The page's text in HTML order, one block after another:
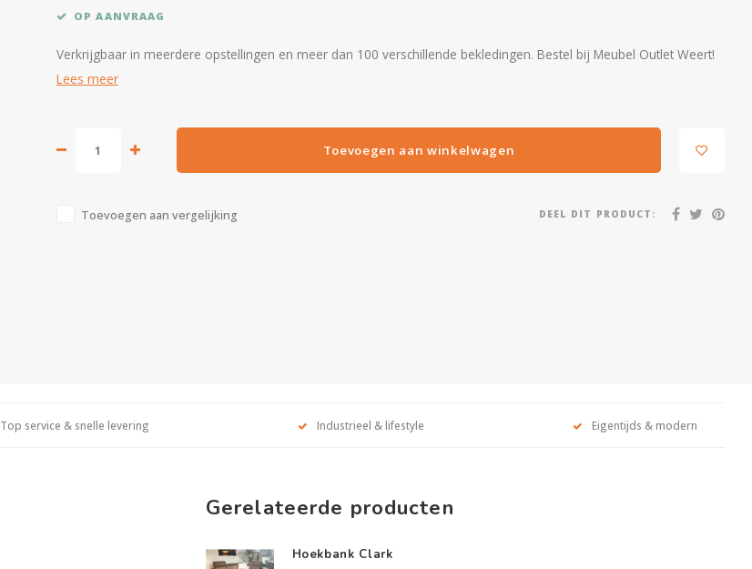
OP AANVRAAG
Verkrijgbaar in meerdere opstellingen en meer dan 100 verschillende bekledingen. Bestel bij Meubel Outlet Weert!
Lees meer
Toevoegen aan winkelwagen
Toevoegen aan vergelijking DEEL DIT PRODUCT:
Top service & snelle levering Industrieel & lifestyle Eigentijds & modern
Gerelateerde producten
Hoekbank Clark